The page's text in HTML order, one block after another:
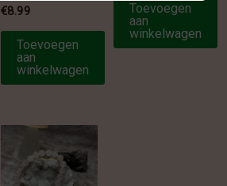
€8.99
Toevoegen
aan
winkelwagen
Toevoegen
aan
winkelwagen